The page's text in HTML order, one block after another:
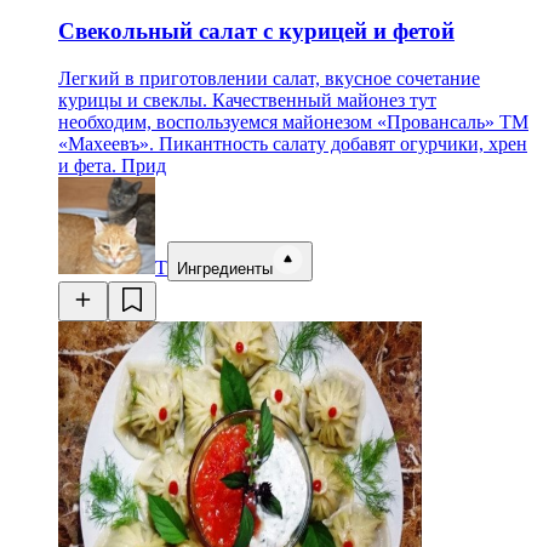
Свекольный салат с курицей и фетой
Легкий в приготовлении салат, вкусное сочетание
курицы и свеклы. Качественный майонез тут
необходим, воспользуемся майонезом «Провансаль» ТМ
«Махеевъ». Пикантность салату добавят огурчики, хрен
и фета. Прид
Т Ингредиенты